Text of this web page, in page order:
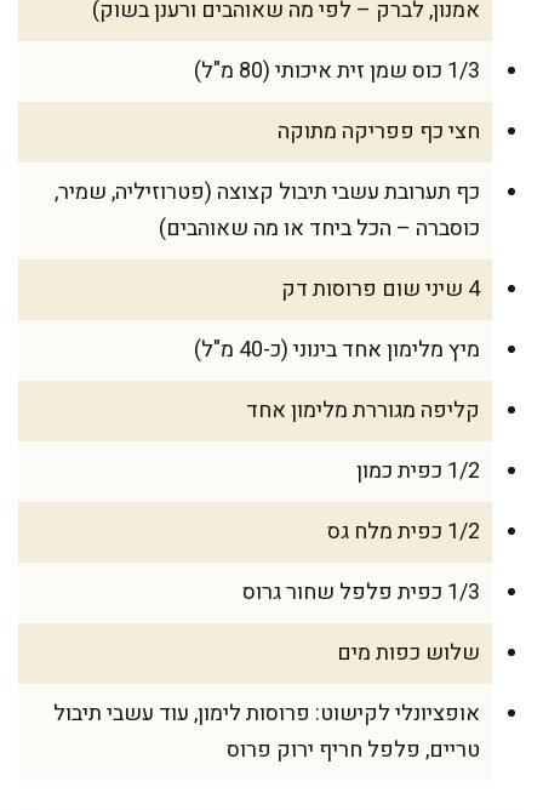
אמנון, לברק – לפי מה שאוהבים ורענן בשוק)
1/3 כוס שמן זית איכותי (80 מ"ל)
חצי כף פפריקה מתוקה
כף תערובת עשבי תיבול קצוצה (פטרוזיליה, שמיר,
כוסברה – הכל ביחד או מה שאוהבים)
4 שיני שום פרוסות דק
מיץ מלימון אחד בינוני (כ-40 מ"ל)
קליפה מגוררת מלימון אחד
1/2 כפית כמון
1/2 כפית מלח גס
1/3 כפית פלפל שחור גרוס
שלוש כפות מים
אופציונלי לקישוט: פרוסות לימון, עוד עשבי תיבול
טריים, פלפל חריף ירוק פרוס